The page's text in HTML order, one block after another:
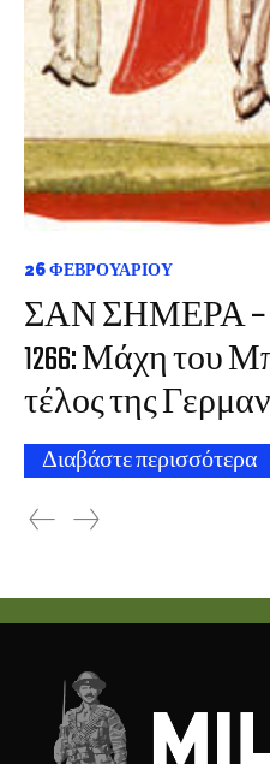
26 ΦΕΒΡΟΥΑΡΊΟΥ
ΣΑΝ ΣΗΜΕΡΑ –
1266: Μάχη του
τέλος της
Διαβάστε περισσότερα